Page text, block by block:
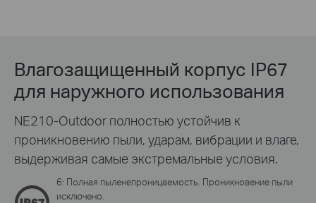
Влагозащищенный корпус IP67
для наружного использования
NE210-Outdoor полностью устойчив к
проникновению пыли, ударам, вибрации и влаге,
выдерживая самые экстремальные условия.
6: Полная пыленепроницаемость. Проникновение пыли
исключено.